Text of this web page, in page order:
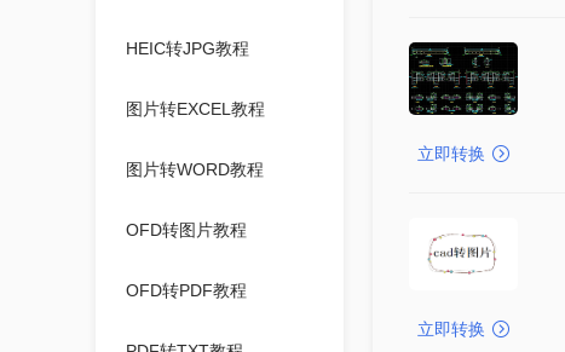
HEIC转JPG教程
图片转EXCEL教程
图片转WORD教程
OFD转图片教程
OFD转PDF教程
立即转换
立即转换